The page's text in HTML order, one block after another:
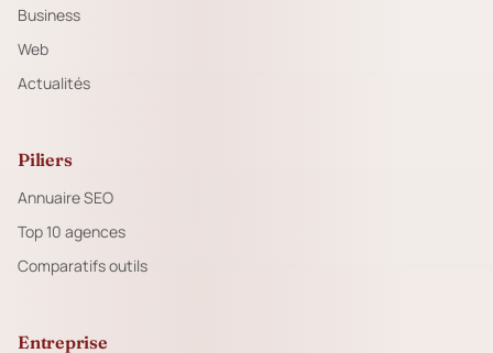
Business
Web
Actualités
Piliers
Annuaire SEO
Top 10 agences
Comparatifs outils
Entreprise